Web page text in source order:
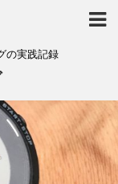
の実践記録